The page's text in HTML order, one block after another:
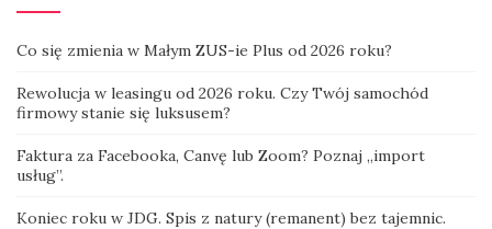
Co się zmienia w Małym ZUS-ie Plus od 2026 roku?
Rewolucja w leasingu od 2026 roku. Czy Twój samochód
firmowy stanie się luksusem?
Faktura za Facebooka, Canvę lub Zoom? Poznaj „import
usług”.
Koniec roku w JDG. Spis z natury (remanent) bez tajemnic.